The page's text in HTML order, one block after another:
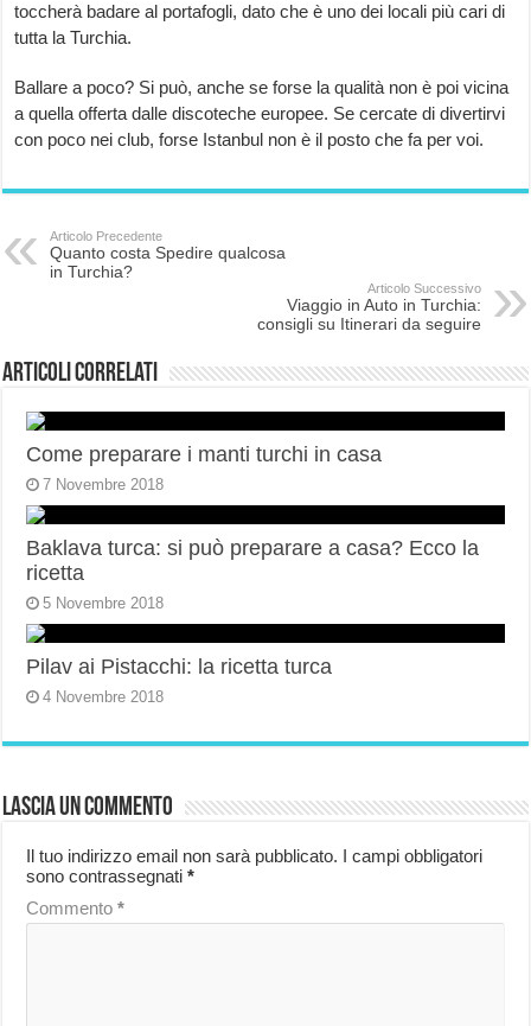
toccherà badare al portafogli, dato che è uno dei locali più cari di
tutta la Turchia.
Ballare a poco? Si può, anche se forse la qualità non è poi vicina
a quella offerta dalle discoteche europee. Se cercate di divertirvi
con poco nei club, forse Istanbul non è il posto che fa per voi.
Articolo Precedente
Quanto costa Spedire qualcosa
in Turchia?
Articolo Successivo
Viaggio in Auto in Turchia:
consigli su Itinerari da seguire
Articoli correlati
Come preparare i manti turchi in casa
7 Novembre 2018
Baklava turca: si può preparare a casa? Ecco la
ricetta
5 Novembre 2018
Pilav ai Pistacchi: la ricetta turca
4 Novembre 2018
Lascia un commento
Il tuo indirizzo email non sarà pubblicato. I campi obbligatori
sono contrassegnati*
Commento*